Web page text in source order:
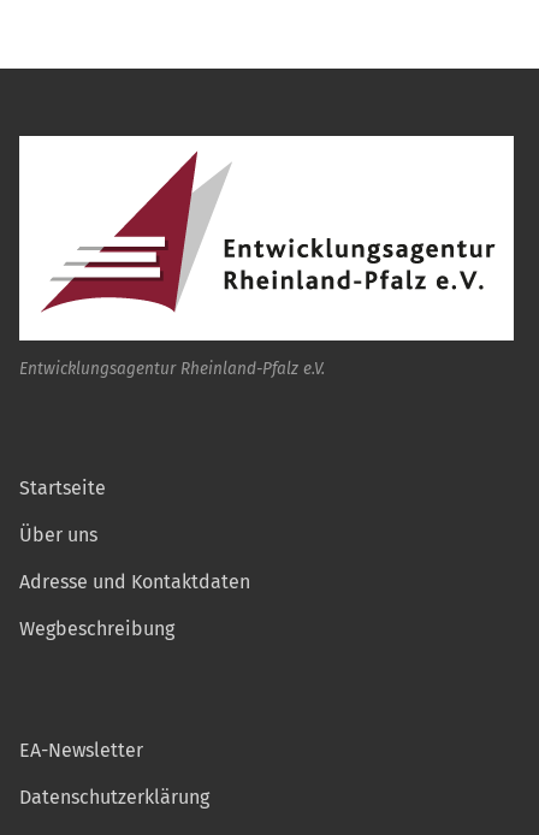
Entwicklungsagentur Rheinland-Pfalz e.V.
Startseite
Über uns
Adresse und Kontaktdaten
Wegbeschreibung
EA-Newsletter
Datenschutzerklärung